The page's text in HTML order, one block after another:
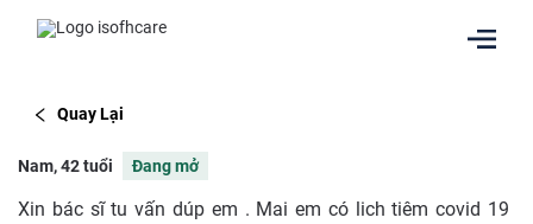
Quay Lại
Nam, 42 tuổi Đang mở
Xin bác sĩ tu vấn dúp em . Mai em có lich tiêm covid 19